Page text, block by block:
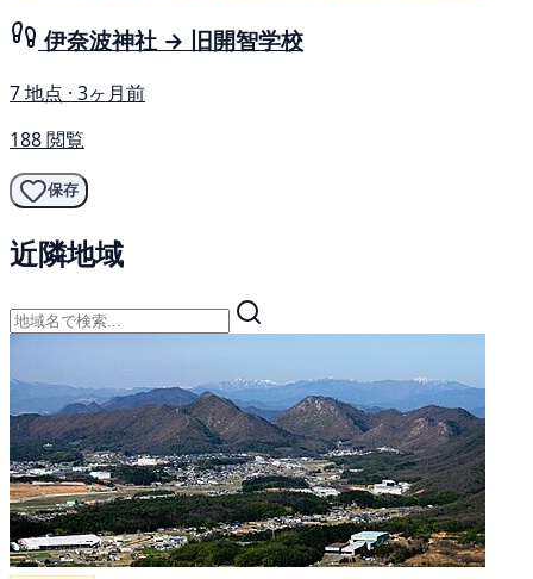
伊奈波神社 → 旧開智学校
7 地点 · 3ヶ月前
188 閲覧
保存
近隣地域